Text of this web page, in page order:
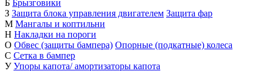
Б Брызговики
З Защита блока управления двигателем Защита фар
М Мангалы и коптильни
Н Накладки на пороги
О Обвес (защиты бампера) Опорные (подкатные) колеса
С Сетка в бампер
У Упоры капота/ амортизаторы капота